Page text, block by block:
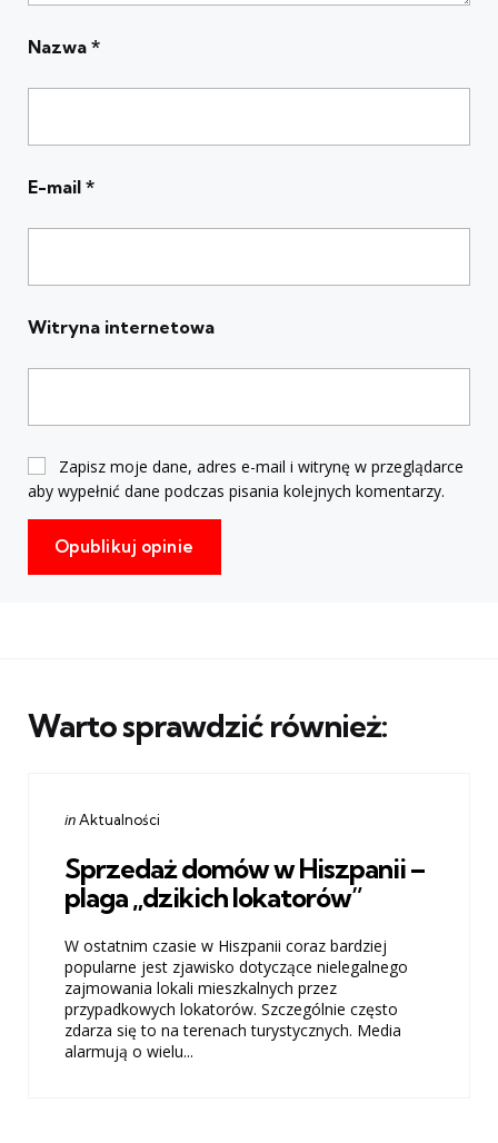
Nazwa *
E-mail *
Witryna internetowa
Zapisz moje dane, adres e-mail i witrynę w przeglądarce
aby wypełnić dane podczas pisania kolejnych komentarzy.
Warto sprawdzić również:
Categories
Posted
inAktualności
Sprzedaż domów w Hiszpanii –
plaga „dzikich lokatorów”
W ostatnim czasie w Hiszpanii coraz bardziej
popularne jest zjawisko dotyczące nielegalnego
zajmowania lokali mieszkalnych przez
przypadkowych lokatorów. Szczególnie często
zdarza się to na terenach turystycznych. Media
alarmują o wielu...